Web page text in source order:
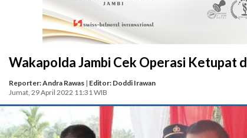
Wakapolda Jambi Cek Operasi Ketupat
Reporter: Andra Rawas | Editor: Doddi Irawan
Jumat, 29 April 2022 11:31 WIB